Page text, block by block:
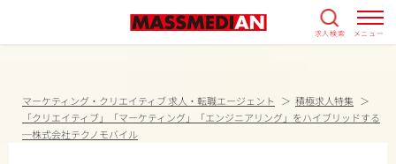
求人検索 メニュー
マーケティング・クリエイティブ 求人・転職エージェント
積極求人特集
「クリエイティブ」「マーケティング」「エンジニアリング」をハイブリッドする
─株式会社テクノモバイル